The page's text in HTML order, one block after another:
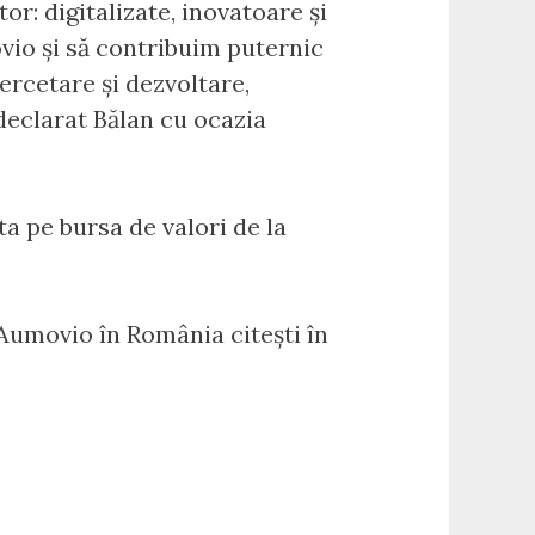
digitalizate, inovatoare și
și să contribuim puternic
și dezvoltare,
Bălan cu ocazia
pe bursa de valori de la
în România citești în